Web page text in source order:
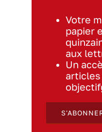
Votre
papier
aux
Un